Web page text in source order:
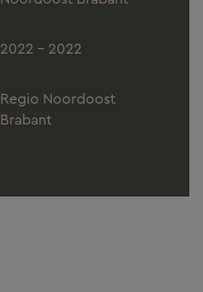
2022 - 2022
Regio Noordoost
Brabant